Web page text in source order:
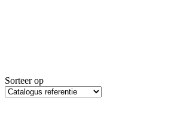
Sorteer op